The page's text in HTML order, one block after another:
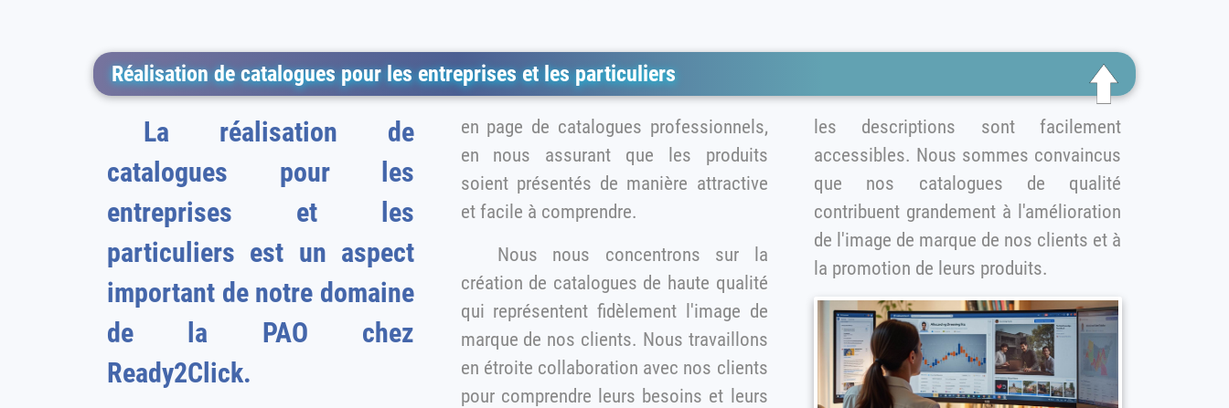
Réalisation de catalogues pour les entreprises et les particuliers
La réalisation de
catalogues pour les
entreprises et les
particuliers est un aspect
important de notre domaine
de la PAO chez
Ready2Click.
en page de catalogues professionnels,
en nous assurant que les produits
soient présentés de manière attractive
et facile à comprendre.
Nous nous concentrons sur la
création de catalogues de haute qualité
qui représentent fidèlement l'image de
marque de nos clients. Nous travaillons
en étroite collaboration avec nos clients
pour comprendre leurs besoins et leurs
les descriptions sont facilement
accessibles. Nous sommes convaincus
que nos catalogues de qualité
contribuent grandement à l'amélioration
de l'image de marque de nos clients et à
la promotion de leurs produits.